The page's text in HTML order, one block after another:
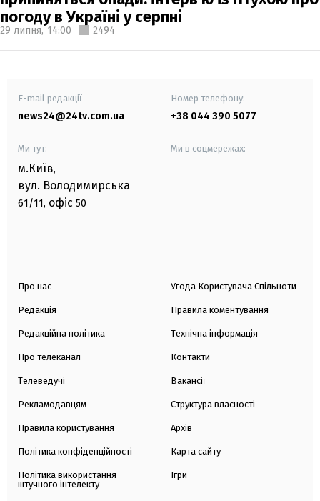
погоду в Україні у серпні
29 липня, 14:00 2494
E-mail редакції
news24@24tv.com.ua
Номер телефону:
+38 044 390 5077
Ми тут:
м.Київ,
вул. Володимирська
61/11, офіс 50
Ми в соцмережах:
Про нас
Редакція
Редакційна політика
Про телеканал
Телеведучі
Рекламодавцям
Правила користування
Політика конфіденційності
Політика використання
штучного інтелекту
Угода Користувача Спільноти
Правила коментування
Технічна інформація
Контакти
Вакансії
Структура власності
Архів
Карта сайту
Ігри